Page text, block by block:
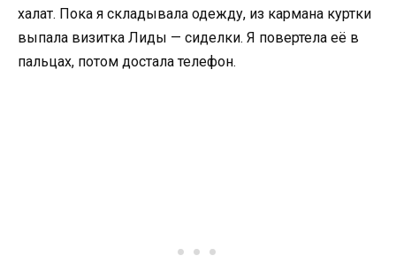
халат. Пока я складывала одежду, из кармана куртки
выпала визитка Лиды — сиделки. Я повертела её в
пальцах, потом достала телефон.